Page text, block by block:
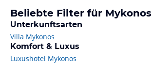
Beliebte Filter für Mykonos
Unterkunftsarten
Villa Mykonos
Komfort & Luxus
Luxushotel Mykonos